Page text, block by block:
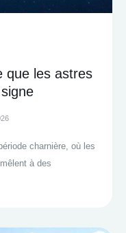
que les astres
charnière, où les
à des